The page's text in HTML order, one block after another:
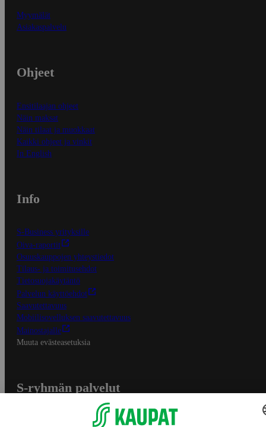
Myymälät
Asiakaspalvelu
Ohjeet
Ensitilaajan ohjeet
Näin maksat
Näin tilaat ja muokkaat
Kaikki ohjeet ja vinkit
In English
Info
S-Business yrityksille
Oiva-raportit
Osuuskauppojen yhteystiedot
Tilaus- ja toimitusehdot
Tietosuojakäytäntö
Palvelun käyttöehdot
Saavutettavuus
Mobiilisovelluksen saavutettavuus
Mainostajalle
Muuta evästeasetuksia
S-ryhmän palvelut